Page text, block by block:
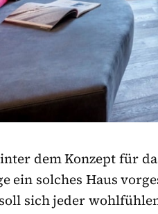
dem Konzept für
ein solches Haus
sich jeder